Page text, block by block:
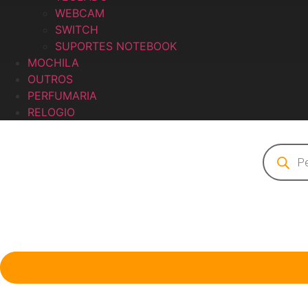
WEBCAM
SWITCH
SUPORTES NOTEBOOK
MOCHILA
OUTROS
PERFUMARIA
RELOGIO